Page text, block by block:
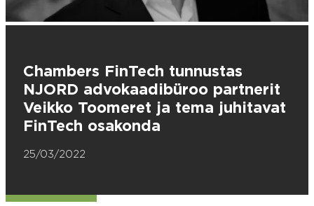
Chambers FinTech tunnustas
NJORD advokaadibüroo partnerit
Veikko Toomeret ja tema juhitavat
FinTech osakonda
25/03/2022